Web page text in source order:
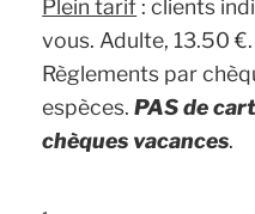
Plein tarif : clients
vous. Adulte, 13.50
Règlements par
espèces.PAS de
chèques vacances.